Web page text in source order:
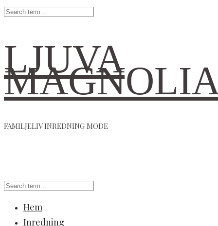
LJUVA
FAMILJELIV INREDNING MODE
Hem
Inredning